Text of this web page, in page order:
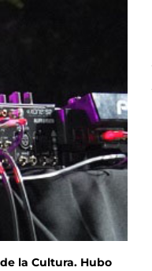
la Cultura. Hubo